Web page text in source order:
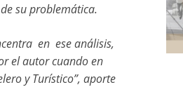
su problemática.
en ese análisis,
el autor cuando en
y Turístico”, aporte